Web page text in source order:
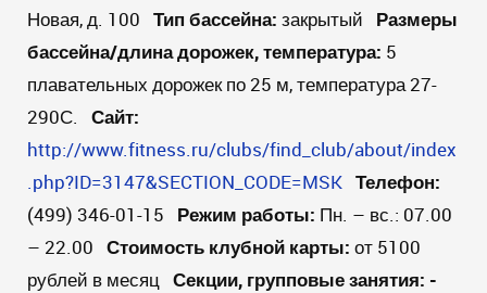
Новая, д. 100 Тип бассейна: закрытый Размеры
бассейна/длина дорожек, температура: 5
плавательных дорожек по 25 м, температура 27-
290С. Сайт:
http://www.fitness.ru/clubs/find_club/about/index
.php?ID=3147&SECTION_CODE=MSK Телефон:
(499) 346-01-15 Режим работы: Пн. – вс.: 07.00
– 22.00 Стоимость клубной карты: от 5100
рублей в месяц Секции, групповые занятия: -